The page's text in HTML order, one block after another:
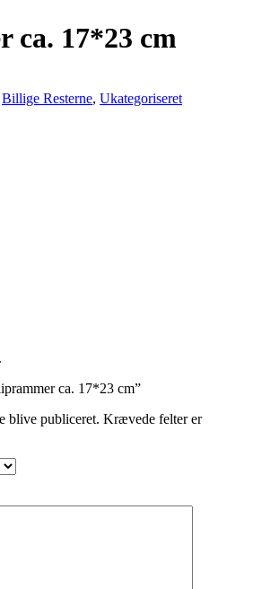
ca. 17*23 cm
Billige Resterne, Ukategoriseret
ca. 17*23 cm”
blive publiceret. Krævede felter er